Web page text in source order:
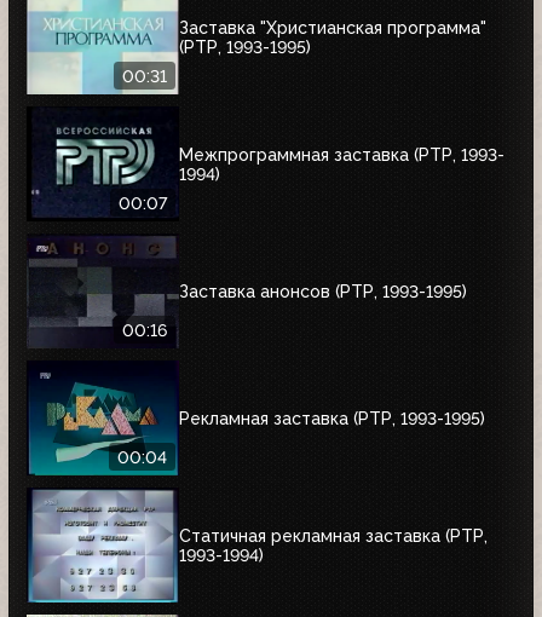
00:31
Заставка "Христианская программа"
(РТР, 1993-1995)
00:07
Межпрограммная заставка (РТР, 1993-
1994)
00:16
Заставка анонсов (РТР, 1993-1995)
00:04
Рекламная заставка (РТР, 1993-1995)
Статичная рекламная заставка (РТР,
1993-1994)